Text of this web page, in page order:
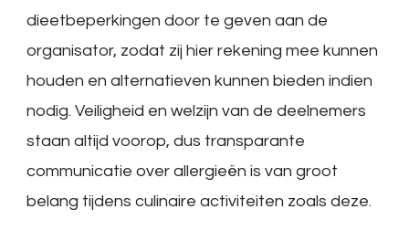
dieetbeperkingen door te geven aan de
organisator, zodat zij hier rekening mee kunnen
houden en alternatieven kunnen bieden indien
nodig. Veiligheid en welzijn van de deelnemers
staan altijd voorop, dus transparante
communicatie over allergieën is van groot
belang tijdens culinaire activiteiten zoals deze.